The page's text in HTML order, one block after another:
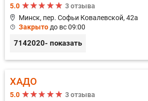
5.0
3 отзыва
Минск, пер. Софьи Ковалевской, 42а
Закрыто до вс 09:00
7142020- показать
ХАДО
5.0
3 отзыва